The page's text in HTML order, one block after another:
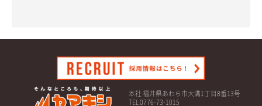
本社 福井県あわら市大溝1丁目8番13号
TEL 0776-73-1015